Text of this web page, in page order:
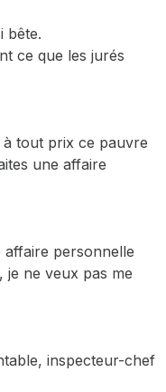
bête.
ce que les jurés
tout prix ce pauvre
une affaire
affaire personnelle
je ne veux pas me
inspecteur-chef